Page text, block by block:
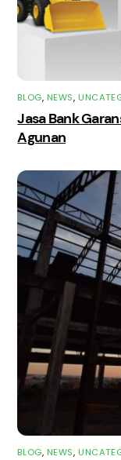
BLOG, NEWS,
Jasa Bank
Agunan
BLOG, NEWS,